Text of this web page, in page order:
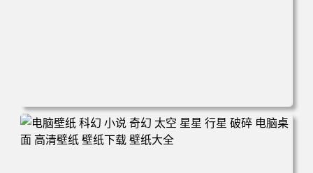
电脑壁纸 电子游戏 古墓丽影 屏幕截图 风景 丛林 电脑桌面
高清壁纸 壁纸下载 壁纸大全